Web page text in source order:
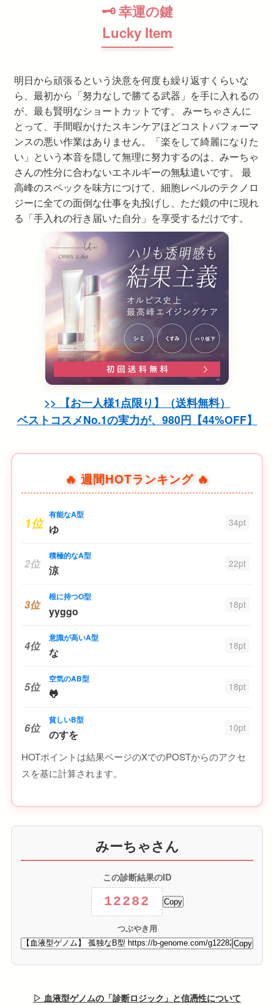
🗝 幸運の鍵
Lucky Item
明日から頑張るという決意を何度も繰り返すくらいな
ら、最初から「努力なしで勝てる武器」を手に入れるの
が、最も賢明なショートカットです。 みーちゃさんに
とって、手間暇かけたスキンケアほどコストパフォーマ
ンスの悪い作業はありません。「楽をして綺麗になりた
い」という本音を隠して無理に努力するのは、みーちゃ
さんの性分に合わないエネルギーの無駄遣いです。 最
高峰のスペックを味方につけて、細胞レベルのテクノロ
ジーに全ての面倒な仕事を丸投げし、ただ鏡の中に現れ
る「手入れの行き届いた自分」を享受するだけです。
>> 【お一人様1点限り】（送料無料）
ベストコスメNo.1の実力が、980円【44%OFF】
🔥 週間HOTランキング 🔥
1位 有能なA型
ゆ 34pt
2位
積極的なA型
涼 22pt
3位
根に持つO型
yyggo 18pt
4位
意識が高いA型
な 18pt
5位
空気のAB型
🐸 18pt
6位
貧しいB型
のすを 10pt
HOTポイントは結果ページのXでのPOSTからのアクセ
スを基に計算されます。
みーちゃさん
この診断結果のID
12282 Copy
つぶやき用
Copy
▷ 血液型ゲノムの「診断ロジック」と信憑性について